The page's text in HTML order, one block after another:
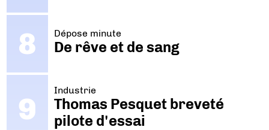
Dépose minute
De rêve et de sang
Industrie
Thomas Pesquet breveté
pilote d'essai